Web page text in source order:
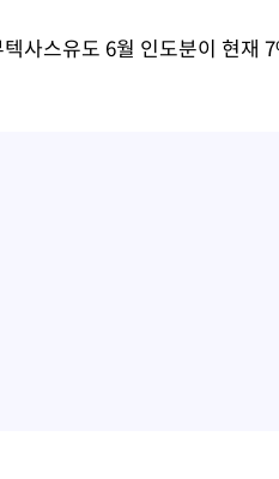
사스유도 6월 인도분이 현재